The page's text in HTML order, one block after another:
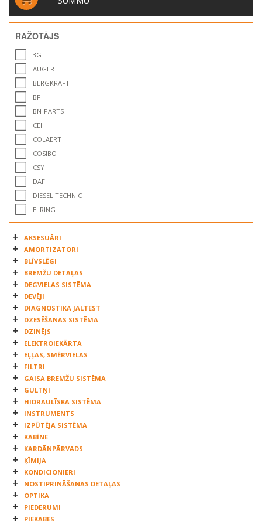
RAŽOTĀJS
3G
AUGER
BERGKRAFT
BF
BN-PARTS
CEI
COLAERT
COSIBO
CSY
DAF
DIESEL TECHNIC
ELRING
EU
EURORICAMBI
FABIO
FEBI
FRANCE TAMBOUR
HOLGER
IVECO
JASLOMET
LEMA
MAJORSELL
MAN
MEGA
MERCEDES
ONYARBI INDUSTRIAS
PE AUTOMOTIVE
PROD
RENAULT
SAF
SAMPA
SEMLASTIK
SHENKMAN
AKSESUĀRI
AMORTIZATORI
BLĪVSLĒGI
BREMŽU DETAĻAS
DEGVIELAS SISTĒMA
DEVĒJI
DIAGNOSTIKA JALTEST
DZESĒŠANAS SISTĒMA
DZINĒJS
ELEKTROIEKĀRTA
EĻĻAS, SMĒRVIELAS
FILTRI
GAISA BREMŽU SISTĒMA
GULTŅI
HIDRAULĪSKA SISTĒMA
INSTRUMENTS
IZPŪTĒJA SISTĒMA
KABĪNE
KARDĀNPĀRVADS
ĶĪMIJA
KONDICIONIERI
NOSTIPRINĀŠANAS DETAĻAS
OPTIKA
PIEDERUMI
PIEKABES